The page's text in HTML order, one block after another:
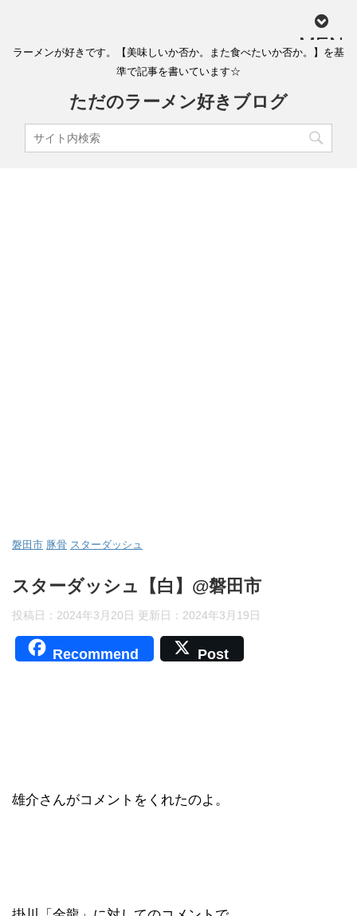
MEN
ラーメンが好きです。【美味しいか否か。また食べたいか否か。】を基
準で記事を書いています☆
ただのラーメン好きブログ
磐田市 豚骨 スターダッシュ
スターダッシュ【白】@磐田市
投稿日：2024年3月20日 更新日： 2024年3月19日
Recommend Post
雄介さんがコメントをくれたのよ。